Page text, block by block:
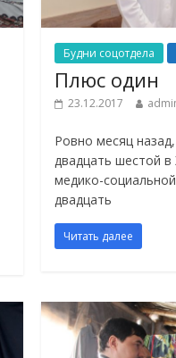
Будни соцотдела
Плюс один
23.12.2017
Ровно месяц
двадцать шестой в
медико-
двадцать
Читать далее